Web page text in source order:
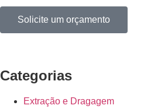
Solicite um orçamento
Categorias
Extração e Dragagem